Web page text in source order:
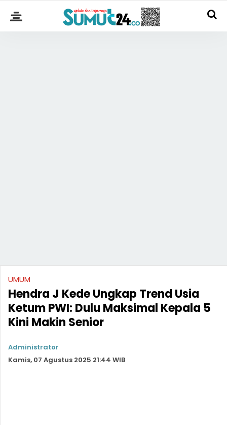
UMUM
Hendra J Kede Ungkap Trend Usia
Ketum PWI: Dulu Maksimal Kepala 5
Kini Makin Senior
Administrator
Kamis, 07 Agustus 2025 21:44 WIB